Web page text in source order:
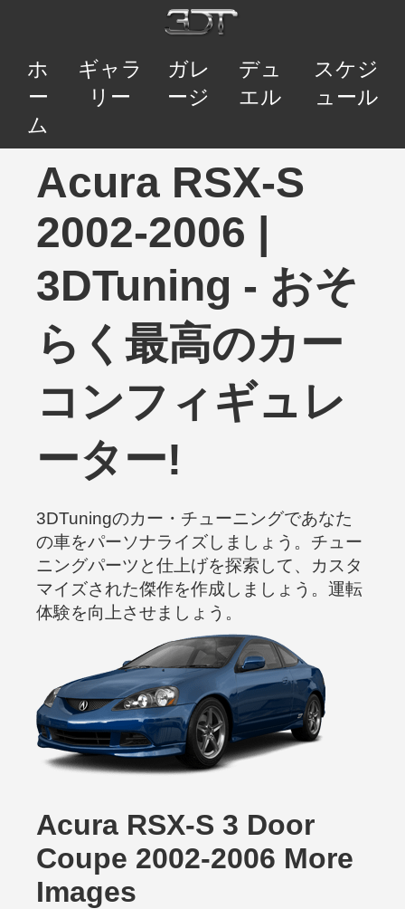
ホ
ー
ム
ギャラ
リー
ガレ
ージ
デュ
エル
スケジ
ュール
Acura RSX-S
2002-2006 |
3DTuning - おそ
らく最高のカー
コンフィギュレ
ーター!
3DTuningのカー・チューニングであなた
の車をパーソナライズしましょう。チュー
ニングパーツと仕上げを探索して、カスタ
マイズされた傑作を作成しましょう。運転
体験を向上させましょう。
Acura RSX-S 3 Door
Coupe 2002-2006 More
Images